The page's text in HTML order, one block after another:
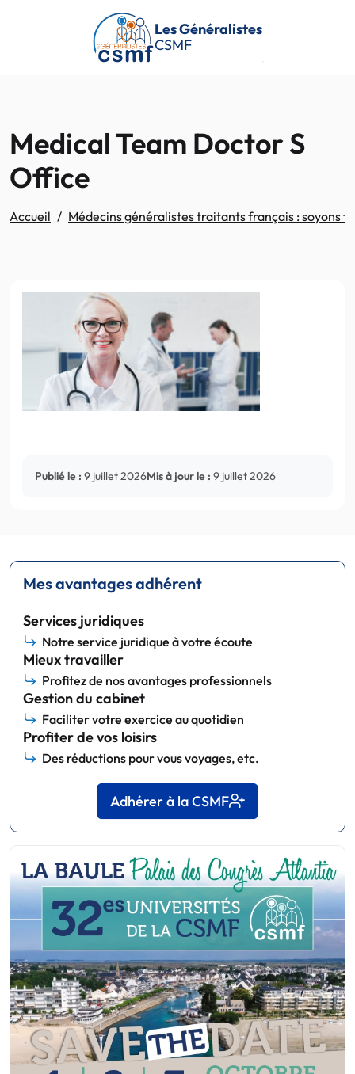
Passer au contenu principal
Les Généralistes
CSMF
Medical Team Doctor S
Office
Accueil Médecins généralistes traitants français : soyons
Publié le : 9 juillet 2026Mis à jour le : 9 juillet 2026
Mes avantages adhérent
Services juridiques
Notre service juridique à votre écoute
Mieux travailler
Profitez de nos avantages professionnels
Gestion du cabinet
Faciliter votre exercice au quotidien
Profiter de vos loisirs
Des réductions pour vous voyages, etc.
Adhérer à la CSMF